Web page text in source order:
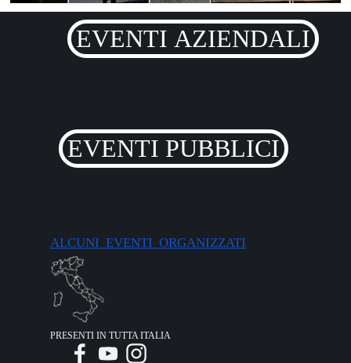
EVENTI AZIENDALI
EVENTI PUBBLICI
ALCUNI EVENTI ORGANIZZATI
PRESENTI IN TUTTA ITALIA